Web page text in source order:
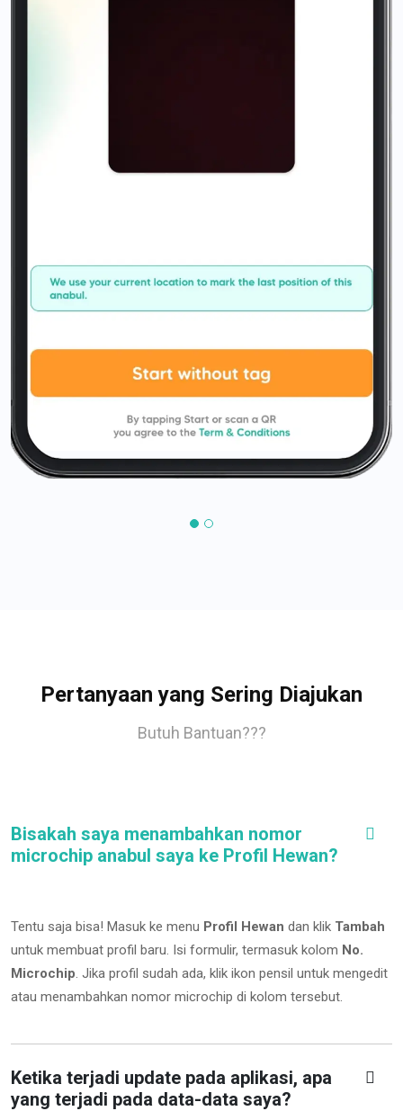
Pertanyaan yang Sering Diajukan
Butuh Bantuan???
Bisakah saya menambahkan nomor
microchip anabul saya ke Profil Hewan?
Tentu saja bisa! Masuk ke menu Profil Hewan dan klik Tambah
untuk membuat profil baru. Isi formulir, termasuk kolom No.
Microchip. Jika profil sudah ada, klik ikon pensil untuk mengedit
atau menambahkan nomor microchip di kolom tersebut.
Ketika terjadi update pada aplikasi, apa
yang terjadi pada data-data saya?